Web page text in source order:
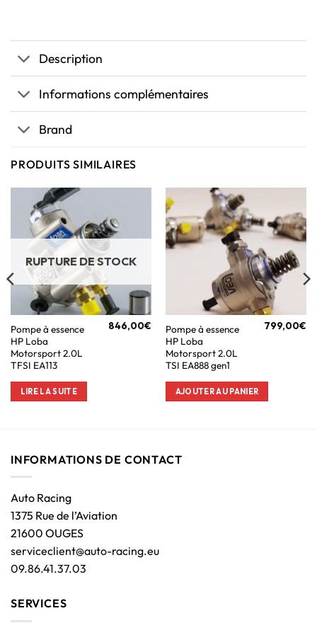
Description
Informations complémentaires
Brand
PRODUITS SIMILAIRES
RUPTURE DE STOCK
Pompe à essence
HP Loba
Motorsport 2.0L
TFSI EA113
846,00€
LIRE LA SUITE
Pompe à essence
HP Loba
Motorsport 2.0L
TSI EA888 gen1
799,00€
AJOUTER AU PANIER
INFORMATIONS DE CONTACT
Auto Racing
1375 Rue de l’Aviation
21600 OUGES
serviceclient@auto-racing.eu
09.86.41.37.03
SERVICES